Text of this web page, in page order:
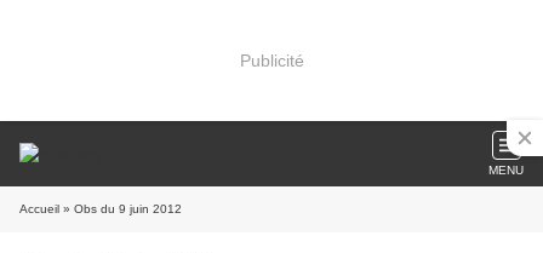
Publicité
MENU
Accueil » Obs du 9 juin 2012